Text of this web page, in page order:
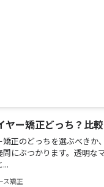
ヤー矯正どっち？比
正のどっちを選ぶべきか
にぶつかります。透明な
ス矯正